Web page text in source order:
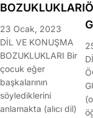
BOZUKLUKLARI
23 Ocak, 2023
DİL VE KONUŞMA
BOZUKLUKLARI Bir
çocuk eğer
başkalarının
söylediklerini
anlamakta (alıcı dil)